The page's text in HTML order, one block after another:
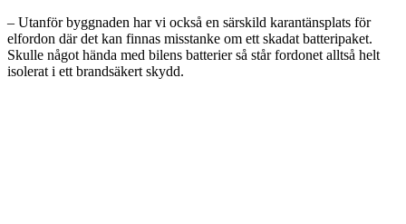
– Utanför byggnaden har vi också en särskild karantänsplats för
elfordon där det kan finnas misstanke om ett skadat batteripaket.
Skulle något hända med bilens batterier så står fordonet alltså helt
isolerat i ett brandsäkert skydd.